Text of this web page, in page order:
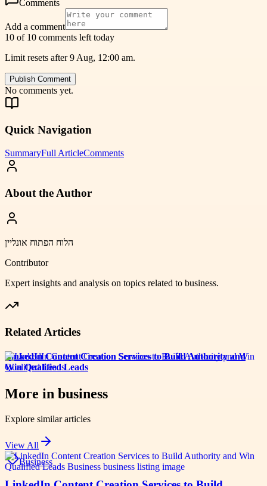
Comments
Add a comment
10 of 10 comments left today
Limit resets after 9 Aug, 12:00 am.
Publish Comment
No comments yet.
Quick Navigation
SummaryFull ArticleComments
About the Author
הלוח הפתוח אונליין
Contributor
Expert insights and analysis on topics related to business.
Related Articles
LinkedIn Content Creation Services to Build Authority and
Win Qualified Leads
More in business
Explore similar articles
View All
Business